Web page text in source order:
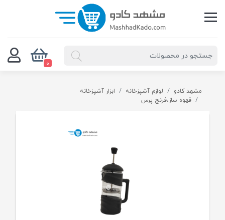
0
مشهد کادو لوازم آشپزخانه
ابزار آشپزخانه
قهوه ساز،فرنچ پرس